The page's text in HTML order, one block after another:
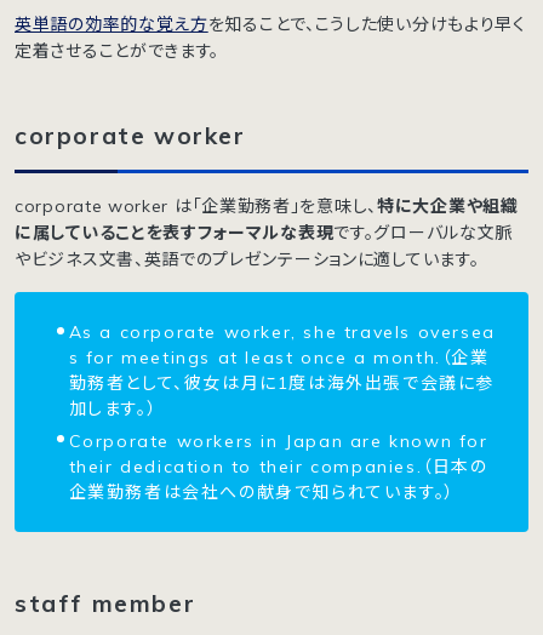
英単語の効率的な覚え方を知ることで、こうした使い分けもより早く
定着させることができます。
corporate worker
corporate worker は「企業勤務者」を意味し、特に大企業や組織
に属していることを表すフォーマルな表現です。グローバルな文脈
やビジネス文書、英語でのプレゼンテーションに適しています。
As a corporate worker, she travels oversea
s for meetings at least once a month.（企業
勤務者として、彼女は月に1度は海外出張で会議に参
加します。）
Corporate workers in Japan are known for
their dedication to their companies.（日本の
企業勤務者は会社への献身で知られています。）
staff member